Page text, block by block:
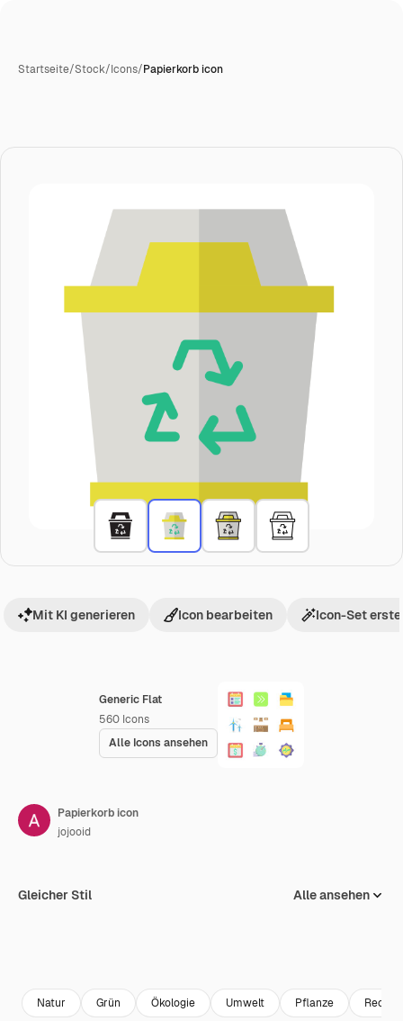
Startseite/Stock/Icons/Papierkorb icon
Generic Flat
560 Icons
Alle Icons ansehen
Mit KI generieren Icon bearbeiten Icon-Set
Papierkorb icon
jojooid
Gleicher Stil Alle ansehen
Natur Grün Ökologie Umwelt Pflanze